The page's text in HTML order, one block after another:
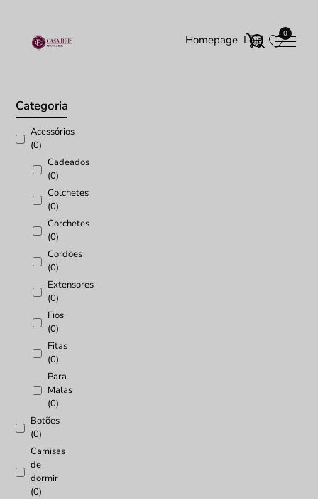
Homepage Loja 0
Categoria
Acessórios
(0)
Cadeados
(0)
Colchetes
(0)
Corchetes
(0)
Cordões
(0)
Extensores
(0)
Fios
(0)
Fitas
(0)
Para
Malas
(0)
Botões
(0)
Camisas
de
dormir
(0)